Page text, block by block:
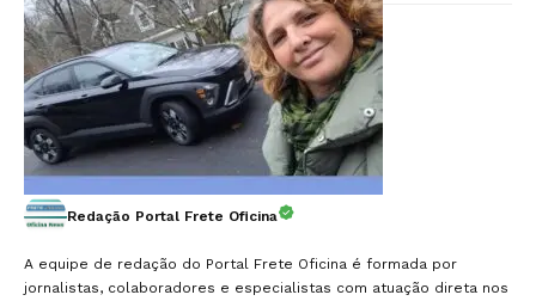
Redação Portal Frete Oficina
A equipe de redação do Portal Frete Oficina é formada por
jornalistas, colaboradores e especialistas com atuação direta nos